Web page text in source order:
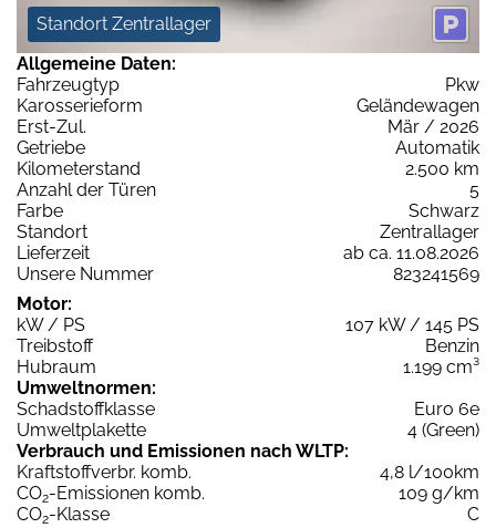
Standort Zentrallager
Allgemeine Daten:
Fahrzeugtyp
Pkw
Karosserieform
Geländewagen
Erst-Zul.
Mär / 2026
Getriebe
Automatik
Kilometerstand
2.500 km
Anzahl der Türen
5
Farbe
Schwarz
Standort
Zentrallager
Lieferzeit
ab ca. 11.08.2026
Unsere Nummer
823241569
Motor:
kW / PS
107 kW / 145 PS
Treibstoff
Benzin
Hubraum
1.199 cm³
Umweltnormen:
Schadstoffklasse
Euro 6e
Umweltplakette
4 (Green)
Verbrauch und Emissionen nach WLTP:
Kraftstoffverbr. komb.
4,8 l/100km
CO2-Emissionen komb.
109 g/km
CO2-Klasse
C